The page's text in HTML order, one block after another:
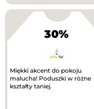
30%
Miękki akcent do pokoju
malucha! Poduszki w różne
kształty taniej.